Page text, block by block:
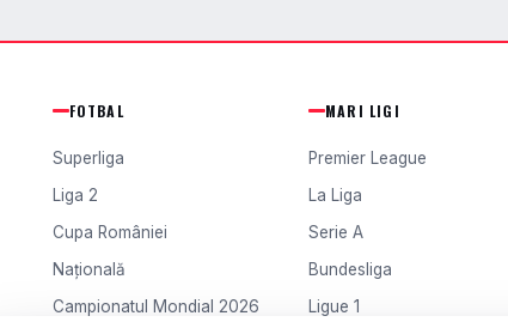
FOTBAL
Superliga
Liga 2
Cupa României
Națională
Campionatul Mondial 2026
MARI LIGI
Premier League
La Liga
Serie A
Bundesliga
Ligue 1